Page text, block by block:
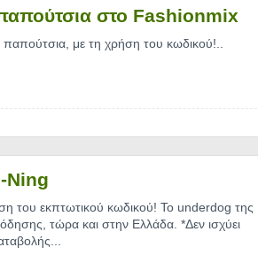
στο Fashionmix
με τη χρήση του κωδικού!
Ning
του εκπτωτικού κωδικού! Το underdog της
τώρα και στην Ελλάδα. *Δεν ισχύει